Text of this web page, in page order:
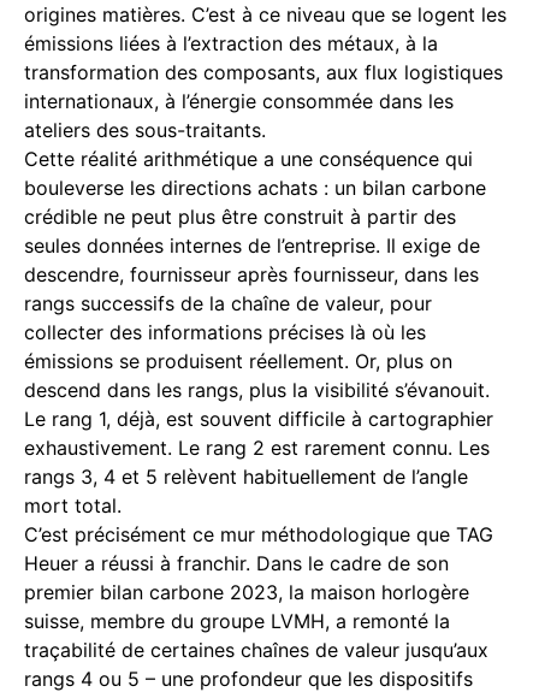
origines matières. C’est à ce niveau que se logent les
émissions liées à l’extraction des métaux, à la
transformation des composants, aux flux logistiques
internationaux, à l’énergie consommée dans les
ateliers des sous-traitants.
Cette réalité arithmétique a une conséquence qui
bouleverse les directions achats : un bilan carbone
crédible ne peut plus être construit à partir des
seules données internes de l’entreprise. Il exige de
descendre, fournisseur après fournisseur, dans les
rangs successifs de la chaîne de valeur, pour
collecter des informations précises là où les
émissions se produisent réellement. Or, plus on
descend dans les rangs, plus la visibilité s’évanouit.
Le rang 1, déjà, est souvent difficile à cartographier
exhaustivement. Le rang 2 est rarement connu. Les
rangs 3, 4 et 5 relèvent habituellement de l’angle
mort total.
C’est précisément ce mur méthodologique que TAG
Heuer a réussi à franchir. Dans le cadre de son
premier bilan carbone 2023, la maison horlogère
suisse, membre du groupe LVMH, a remonté la
traçabilité de certaines chaînes de valeur jusqu’aux
rangs 4 ou 5 – une profondeur que les dispositifs